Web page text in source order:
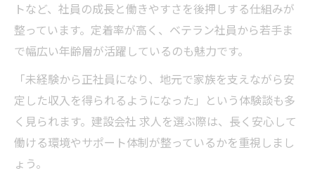
トなど、社員の成長と働きやすさを後押しする仕組みが
整っています。定着率が高く、ベテラン社員から若手ま
で幅広い年齢層が活躍しているのも魅力です。
「未経験から正社員になり、地元で家族を支えながら安
定した収入を得られるようになった」という体験談も多
く見られます。建設会社 求人を選ぶ際は、長く安心して
働ける環境やサポート体制が整っているかを重視しまし
ょう。